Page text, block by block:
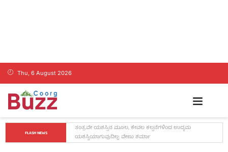
Thu, 6 August 2026
FLASH NEWS
ಗೃಹ ಜ್ಯೋತಿ ಫಲಾನುಭವಿಗಳ ಗಮನಕ್ಕೆ: ಪರಿಶೀಲನೆ ಆರಂಭ, ದಾಖಲೆ
ಕಡ್ಡಾಯ!